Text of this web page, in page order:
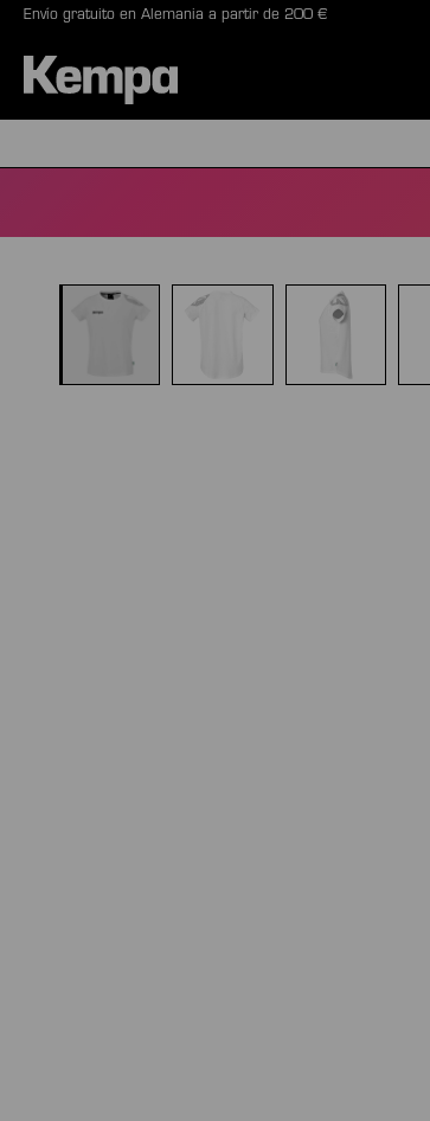
Saltar a la navegación principal
Envío gratuito en Alemania a partir de 200 €
Omitir galería de imágenes